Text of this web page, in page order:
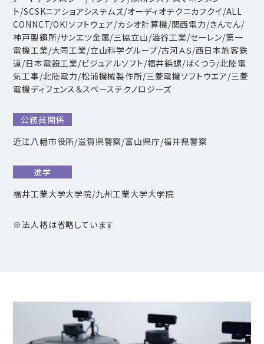
ト/SCSKニアショアシステムズ/オーディオテクニカフクイ/ALL
CONNCT/OKIソフトウェア/カシオ計算機/関西電力/きんでん/
神戸製鋼所/サンエツ金属/三協立山/澁谷工業/セーレン/第一
電機工業/大同工業/立山科学グループ/古河ＡＳ/西日本旅客鉄
道/日本電設工業/ビジュアルソフト/福井鋲螺/ほくつう/北陸電
気工事/北陸電力/松浦機械製作所/三菱電機ソフトウエア/三菱
電機ディフェンス＆スペーステクノロジーズ
公務員関係
近江八幡市役所/滋賀県警察/富山県庁/福井県警察
進学
福井工業大学大学院/九州工業大学大学院
※法人格は省略しています